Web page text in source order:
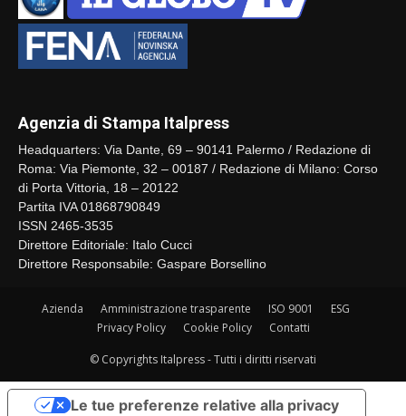
Agenzia di Stampa Italpress
Headquarters: Via Dante, 69 – 90141 Palermo / Redazione di
Roma: Via Piemonte, 32 – 00187 / Redazione di Milano: Corso
di Porta Vittoria, 18 – 20122
Partita IVA 01868790849
ISSN 2465-3535
Direttore Editoriale: Italo Cucci
Direttore Responsabile: Gaspare Borsellino
Azienda Amministrazione trasparente ISO 9001
ESG
Privacy Policy
Cookie Policy Contatti
© Copyrights Italpress - Tutti i diritti riservati
Le tue preferenze relative alla privacy